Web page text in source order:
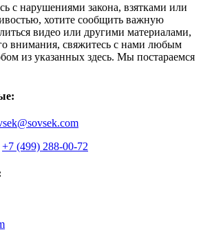
с нарушениями закона, взятками или
хотите сообщить важную
видео или другими материалами,
внимания, свяжитесь с нами любым
из указанных здесь. Мы постараемся
+7 (499) 288-00-72